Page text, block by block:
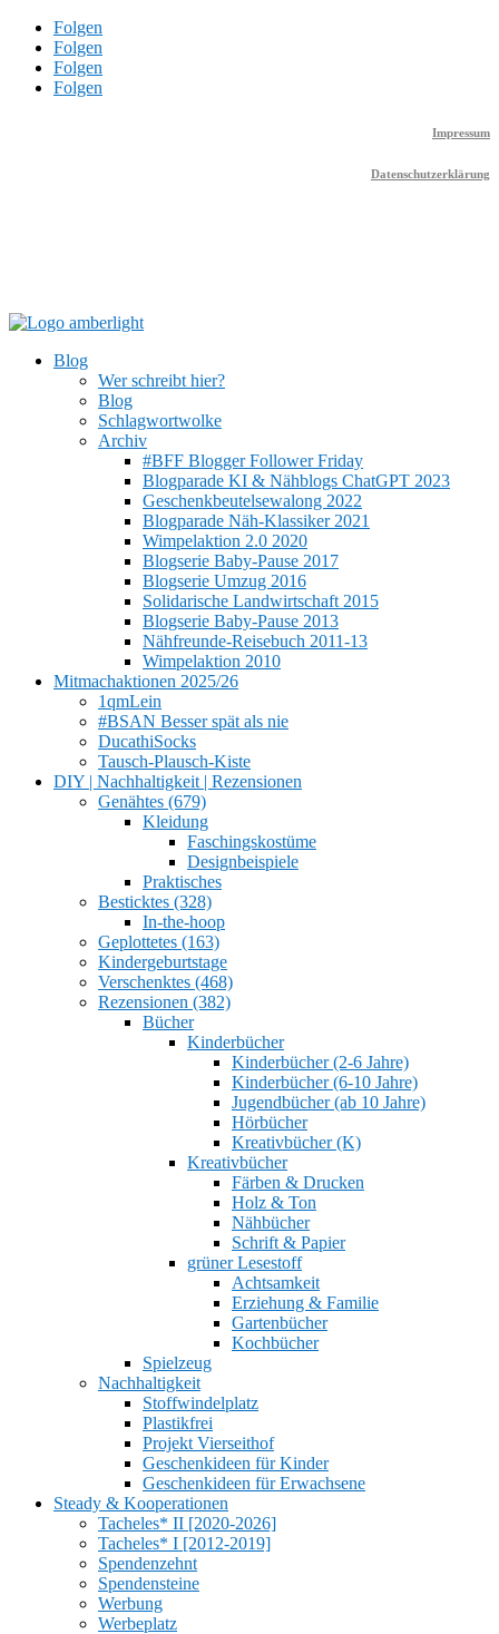
Folgen
Folgen
Folgen
Folgen
Impressum
Datenschutzerklärung
Blog
Wer schreibt hier?
Blog
Schlagwortwolke
Archiv
#BFF Blogger Follower Friday
Blogparade KI & Nähblogs ChatGPT 2023
Geschenkbeutelsewalong 2022
Blogparade Näh-Klassiker 2021
Wimpelaktion 2.0 2020
Blogserie Baby-Pause 2017
Blogserie Umzug 2016
Solidarische Landwirtschaft 2015
Blogserie Baby-Pause 2013
Nähfreunde-Reisebuch 2011-13
Wimpelaktion 2010
Mitmachaktionen 2025/26
1qmLein
#BSAN Besser spät als nie
DucathiSocks
Tausch-Plausch-Kiste
DIY | Nachhaltigkeit | Rezensionen
Genähtes (679)
Kleidung
Faschingskostüme
Designbeispiele
Praktisches
Besticktes (328)
In-the-hoop
Geplottetes (163)
Kindergeburtstage
Verschenktes (468)
Rezensionen (382)
Bücher
Kinderbücher
Kinderbücher (2-6 Jahre)
Kinderbücher (6-10 Jahre)
Jugendbücher (ab 10 Jahre)
Hörbücher
Kreativbücher (K)
Kreativbücher
Färben & Drucken
Holz & Ton
Nähbücher
Schrift & Papier
grüner Lesestoff
Achtsamkeit
Erziehung & Familie
Gartenbücher
Kochbücher
Spielzeug
Nachhaltigkeit
Stoffwindelplatz
Plastikfrei
Projekt Vierseithof
Geschenkideen für Kinder
Geschenkideen für Erwachsene
Steady & Kooperationen
Tacheles* II [2020-2026]
Tacheles* I [2012-2019]
Spendenzehnt
Spendensteine
Werbung
Werbeplatz